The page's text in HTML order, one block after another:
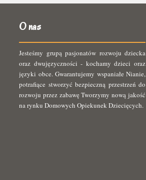
O nas
Jesteśmy grupą pasjonatów rozwoju dziecka
oraz dwujęzyczności - kochamy dzieci oraz
języki obce. Gwarantujemy wspaniałe Nianie,
potrafiące stworzyć bezpieczną przestrzeń do
rozwoju przez zabawę Tworzymy nową jakość
na rynku Domowych Opiekunek Dziecięcych.